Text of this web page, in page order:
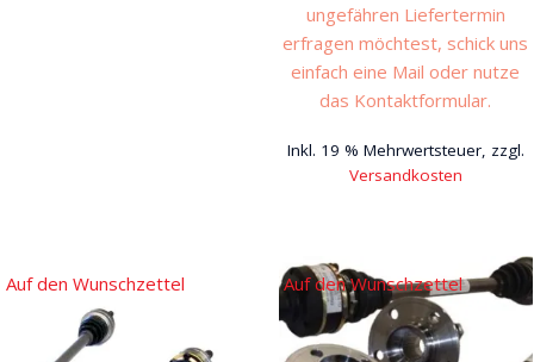
ungefähren Liefertermin
erfragen möchtest, schick uns
einfach eine Mail oder nutze
das Kontaktformular.
Inkl. 19 % Mehrwertsteuer, zzgl.
Versandkosten
Auf den Wunschzettel Auf den Wunschzettel